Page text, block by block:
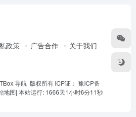
政策 广告合作 关于我们
导航 版权所有 ICP证： 豫ICP备
地图| 本站运行: 1666天1小时6分11秒